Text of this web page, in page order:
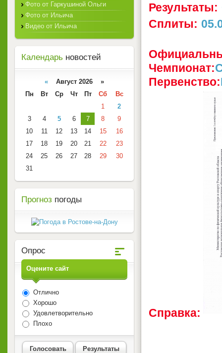
Результаты:
Сплиты:
Чемпионат:
Первенство:
Справка:
Фото от Гаркушиной Ольги
Фото от Ильича
Видео от Ильича
Календарь новостей
« Август 2026 »
Пн
Вт Ср Чт Пт Сб
Вс
1
2
3
4 5 6 7 8
9
10
11 12 13 14 15
16
17
18 19 20 21 22
23
24
25 26 27 28 29
30
31
Прогноз погоды
Опрос
Оцените сайт
Отлично
Хорошо
Удовлетворительно
Плохо
Голосовать Результаты